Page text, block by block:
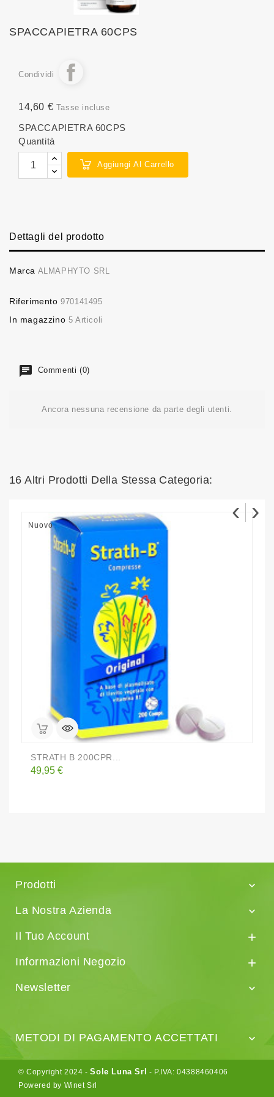
SPACCAPIETRA 60CPS
Condividi
14,60 € Tasse incluse
SPACCAPIETRA 60CPS
Quantità
Aggiungi Al Carrello
Dettagli del prodotto
Marca ALMAPHYTO SRL
Riferimento 970141495
In magazzino 5 Articoli
Commenti (0)
Ancora nessuna recensione da parte degli utenti.
16 Altri Prodotti Della Stessa Categoria:
Nuovo
STRATH B 200CPR...
Prezzo
49,95 €
‹ ›
Prodotti

La Nostra Azienda

Il Tuo Account

Informazioni Negozio

Newsletter

METODI DI PAGAMENTO ACCETTATI 
© Copyright 2024 -Sole Luna Srl
- P.IVA: 04388460406
Powered by Winet Srl